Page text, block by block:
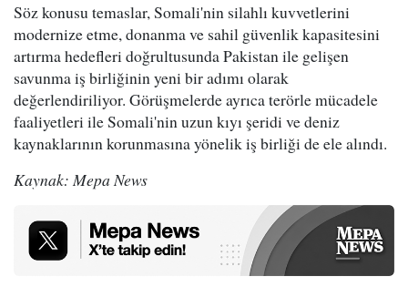
Söz konusu temaslar, Somali'nin silahlı kuvvetlerini
modernize etme, donanma ve sahil güvenlik kapasitesini
artırma hedefleri doğrultusunda Pakistan ile gelişen
savunma iş birliğinin yeni bir adımı olarak
değerlendiriliyor. Görüşmelerde ayrıca terörle mücadele
faaliyetleri ile Somali'nin uzun kıyı şeridi ve deniz
kaynaklarının korunmasına yönelik iş birliği de ele alındı.
Kaynak: Mepa News